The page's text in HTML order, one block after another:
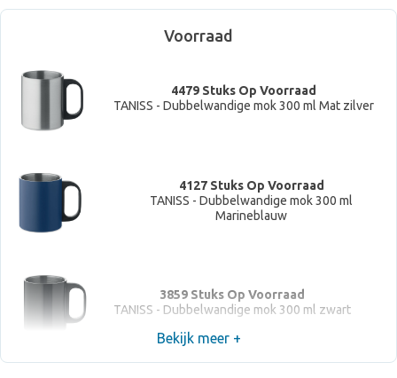
Voorraad
4479 Stuks Op Voorraad
TANISS - Dubbelwandige mok 300 ml Mat zilver
4127 Stuks Op Voorraad
TANISS - Dubbelwandige mok 300 ml
Marineblauw
3859 Stuks Op Voorraad
TANISS - Dubbelwandige mok 300 ml zwart
Bekijk meer +